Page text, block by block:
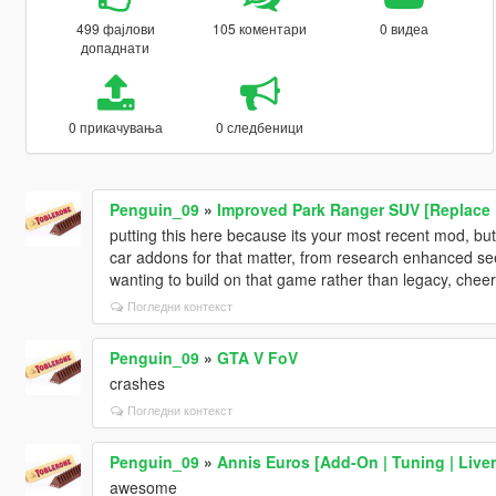
499 фајлови
допаднати
105 коментари 0 видеа
0 прикачувања 0 следбеници
Penguin_09» Improved Park Ranger SUV
putting this here because its your most recent mod,
car addons for that matter, from research enhanced
wanting to build on that game rather than legacy,
Погледни контекст
Penguin_09» GTA V FoV
crashes
Погледни контекст
Penguin_09» Annis Euros [Add-On | Tuning |
awesome